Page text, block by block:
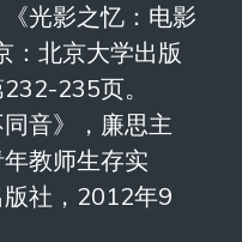
光影之忆：电影
：北京大学出版
235页。
音》，廉思主
教师生存实
社，2012年9